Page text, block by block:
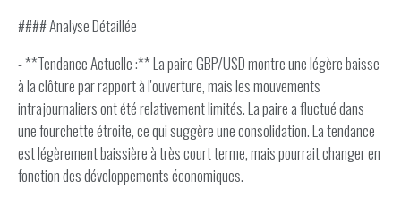
#### Analyse Détaillée
- **Tendance Actuelle :** La paire GBP/USD montre une légère baisse
à la clôture par rapport à l'ouverture, mais les mouvements
intrajournaliers ont été relativement limités. La paire a fluctué dans
une fourchette étroite, ce qui suggère une consolidation. La tendance
est légèrement baissière à très court terme, mais pourrait changer en
fonction des développements économiques.